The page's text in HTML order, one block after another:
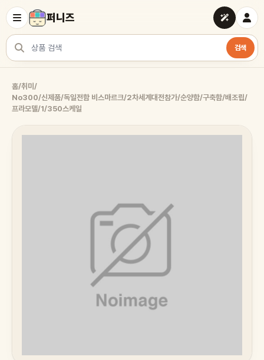
퍼니즈
상품 검색
검색
홈/취미 /
No300/신제품/독일전함 비스마르크/2차세계대전참가/순양함/구축함/배조립/
프라모델/1/350스케일